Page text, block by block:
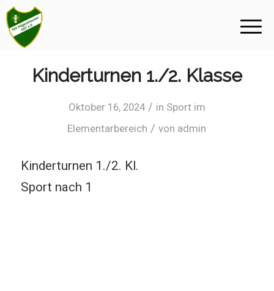
Kinderturnen 1./2. Klasse
Oktober 16, 2024 / in Sport im
Elementarbereich / von admin
Kinderturnen 1./2. Kl.
Sport nach 1